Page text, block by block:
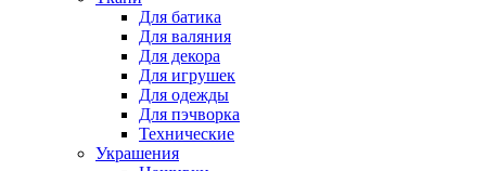
Для батика
Для валяния
Для декора
Для игрушек
Для одежды
Для пэчворка
Технические
Украшения